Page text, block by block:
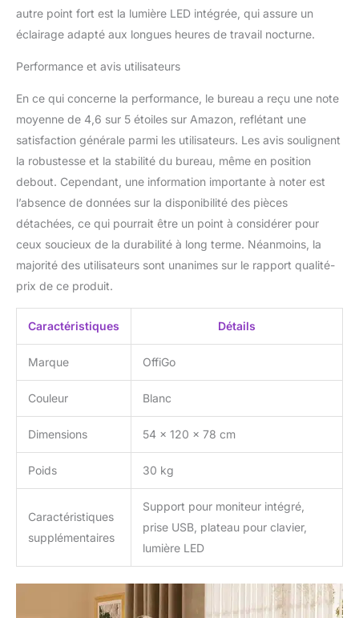
debout. Un chemin de
câbles caché à l'arrière
stocke tous les câbles
votre espace de travail
propre et sans
encombrement. 【3
réglages de hauteur de
mémoire – basculez
entre position assise et
debout avec une seule
touche】Le système de
levage électrique s'ajuste
en douceur de 76 à 117
cm. Trois boutons de
permettent de
sauvegarder votre
hauteur debout et votre
accessibles d'une seule
avoir été assis pendant
un certain temps pour
soulager la fatigue du
dos et augmenter la
productivité. Design
élégant + assemblage
facile : le bureau de 120 x
compact pour ne pas
prendre trop de place –
autre point fort est la lumière LED intégrée, qui assure un
éclairage adapté aux longues heures de travail nocturne.
Performance et avis utilisateurs
En ce qui concerne la performance, le bureau a reçu une note
moyenne de 4,6 sur 5 étoiles sur Amazon, reflétant une
satisfaction générale parmi les utilisateurs. Les avis soulignent
la robustesse et la stabilité du bureau, même en position
debout. Cependant, une information importante à noter est
l’absence de données sur la disponibilité des pièces
détachées, ce qui pourrait être un point à considérer pour
ceux soucieux de la durabilité à long terme. Néanmoins, la
majorité des utilisateurs sont unanimes sur le rapport qualité-
prix de ce produit.
Caractéristiques Détails
Marque OffiGo
Couleur Blanc
Dimensions 54 x 120 x 78 cm
Poids 30 kg
Caractéristiques
supplémentaires
Support pour moniteur intégré,
prise USB, plateau pour clavier,
lumière LED